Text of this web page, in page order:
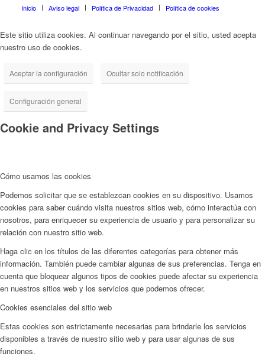
Inicio
Aviso legal Política de Privacidad Política de cookies
Este sitio utiliza cookies. Al continuar navegando por el sitio, usted acepta
nuestro uso de cookies.
Aceptar la configuración Ocultar solo notificación
Configuración general
Cookie and Privacy Settings
Cómo usamos las cookies
Podemos solicitar que se establezcan cookies en su dispositivo. Usamos
cookies para saber cuándo visita nuestros sitios web, cómo interactúa con
nosotros, para enriquecer su experiencia de usuario y para personalizar su
relación con nuestro sitio web.
Haga clic en los títulos de las diferentes categorías para obtener más
información. También puede cambiar algunas de sus preferencias. Tenga en
cuenta que bloquear algunos tipos de cookies puede afectar su experiencia
en nuestros sitios web y los servicios que podemos ofrecer.
Cookies esenciales del sitio web
Estas cookies son estrictamente necesarias para brindarle los servicios
disponibles a través de nuestro sitio web y para usar algunas de sus
funciones.